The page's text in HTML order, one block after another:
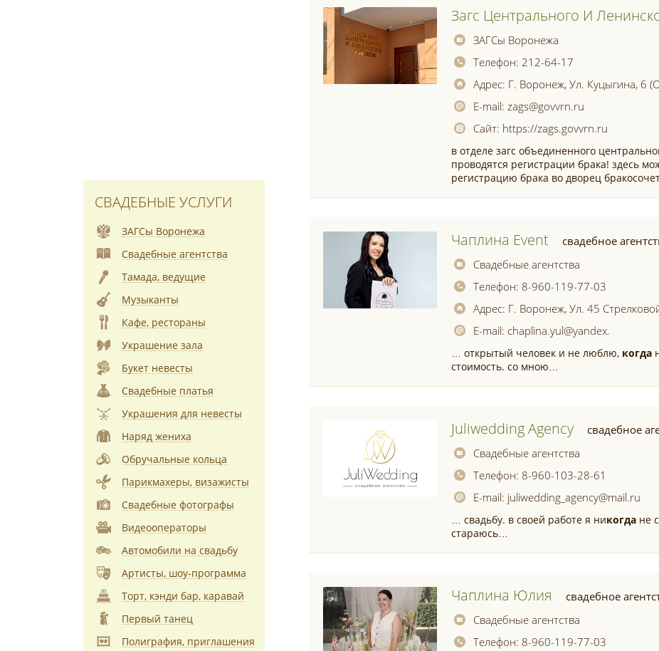
Загс Центрального И
ЗАГСы Воронежа
Телефон:212-64-17
Адрес: Г. Воронеж, Ул. Куцыгина, 6
E-mail:zags@govvrn.ru
Сайт: https://zags.govvrn.ru
в отделе загс объединенного
проводятся регистрации брака! здесь
регистрацию брака во дворец
Чаплина Event
свадебное
Свадебные агентства
Телефон: 8-960-119-77-03
Адрес: Г. Воронеж, Ул. 45
E-mail: chaplina.yul@yandex.
… открытый человек и не люблю, когда
стоимость. со мною…
Juliwedding Agency
свадебное
Свадебные агентства
Телефон: 8-960-103-28-61
E-mail: juliwedding_agency@mail.ru
… свадьбу. в своей работе я никогда не
стараюсь…
Чаплина Юлия
свадебное
Свадебные агентства
Телефон: 8-960-119-77-03
СВАДЕБНЫЕ УСЛУГИ
ЗАГСы Воронежа
Свадебные агентства
Тамада, ведущие
Музыканты
Кафе, рестораны
Украшение зала
Букет невесты
Свадебные платья
Украшения для невесты
Наряд жениха
Обручальные кольца
Парикмахеры, визажисты
Свадебные фотографы
Видеооператоры
Автомобили на свадьбу
Артисты, шоу-программа
Торт, кэнди бар, каравай
Первый танец
Полиграфия, приглашения